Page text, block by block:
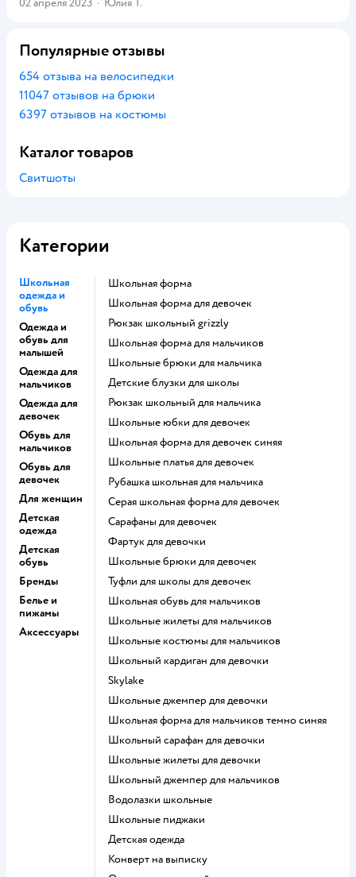
02 апреля 2023 · Юлия Т.
Популярные отзывы
654 отзыва на велосипедки
11047 отзывов на брюки
6397 отзывов на костюмы
Каталог товаров
Свитшоты
Категории
Школьная
одежда и
обувь
Одежда и
обувь для
малышей
Одежда для
мальчиков
Одежда для
девочек
Обувь для
мальчиков
Обувь для
девочек
Для женщин
Детская
одежда
Детская
обувь
Бренды
Белье и
пижамы
Аксессуары
Школьная форма
Школьная форма для девочек
Рюкзак школьный grizzly
Школьная форма для мальчиков
Школьные брюки для мальчика
Детские блузки для школы
Рюкзак школьный для мальчика
Школьные юбки для девочек
Школьная форма для девочек синяя
Школьные платья для девочек
Рубашка школьная для мальчика
Серая школьная форма для девочек
Сарафаны для девочек
Фартук для девочки
Школьные брюки для девочек
Туфли для школы для девочек
Школьная обувь для мальчиков
Школьные жилеты для мальчиков
Школьные костюмы для мальчиков
Школьный кардиган для девочки
Skylake
Школьные джемпер для девочки
Школьная форма для мальчиков темно синяя
Школьный сарафан для девочки
Школьные жилеты для девочки
Школьный джемпер для мальчиков
Водолазки школьные
Школьные пиджаки
Детская одежда
Конверт на выписку